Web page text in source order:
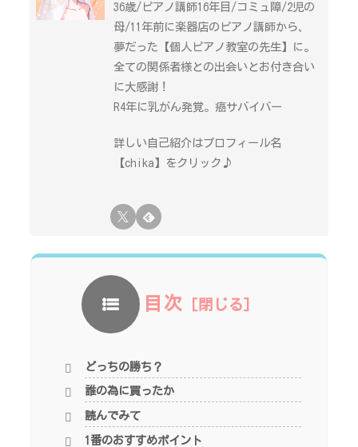
36歳/ピアノ講師16年目/コミュ障/2児の
母/11年前に楽器店のピアノ講師から、
夢だった【個人ピアノ教室の先生】に。
全ての関係者様との出会いとお付き合い
に大感謝！
R4年に乳がん発覚。癌サバイバー
詳しい自己紹介はプロフィール名
【chika】をクリック♪
目次
どっちの勝ち？
誰の為に買ったか
読んでみて
1番のおすすめポイント